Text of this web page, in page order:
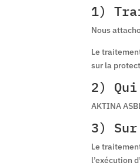
1)
Nous
Le
sur la
2)
AKTINA
3)
Le
l’exécution